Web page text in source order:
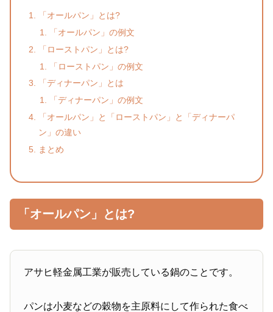
「オールパン」とは?
「オールパン」の例文
「ローストパン」とは?
「ローストパン」の例文
「ディナーパン」とは
「ディナーパン」の例文
「オールパン」と「ローストパン」と「ディナーパ
ン」の違い
まとめ
「オールパン」とは?
アサヒ軽金属工業が販売している鍋のことです。
パンは小麦などの穀物を主原料にして作られた食べ